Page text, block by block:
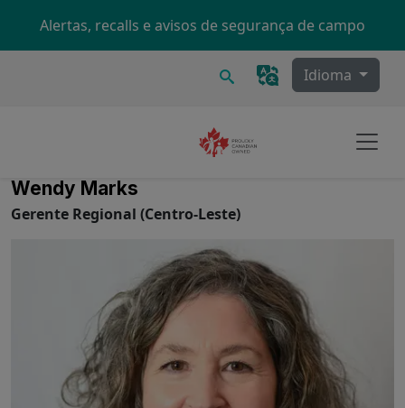
Alertas, recalls e avisos de segurança de campo
Procurar Idioma
Wendy Marks
Gerente Regional (Centro-Leste)